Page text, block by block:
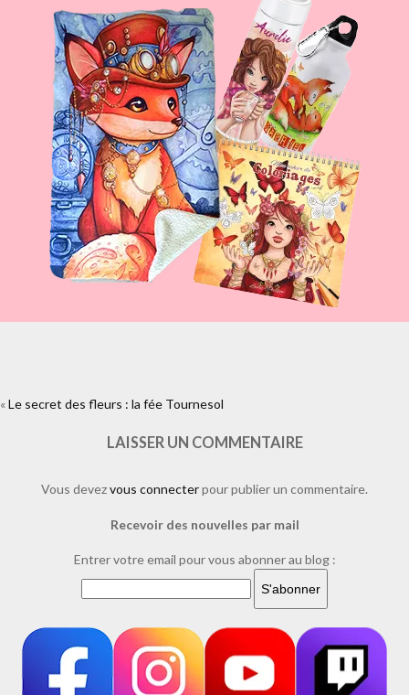
https://www.facebook.com/plugins/like.php?
illustrations.com%2F2010%2F10%2Fle-secret-des-fleurs-la-fee-
«Le secret des fleurs : la fée Tournesol
LAISSER UN COMMENTAIRE
Vous devezvous connecterpour publier un commentaire.
Recevoir des nouvelles par mail
Entrer votre email pour vous abonner au blog :